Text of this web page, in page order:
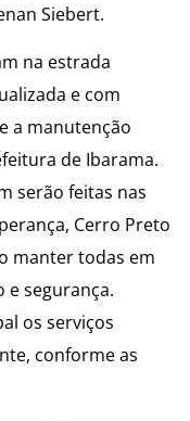
Siebert.
na estrada
e com
a manutenção
de Ibarama.
serão feitas nas
Cerro Preto
manter todas em
e segurança.
os serviços
conforme as